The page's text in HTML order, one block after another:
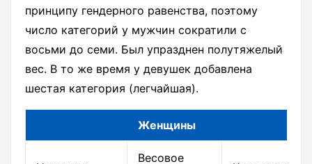
принципу гендерного равенства, поэтому
число категорий у мужчин сократили с
восьми до семи. Был упразднен полутяжелый
вес. В то же время у девушек добавлена
шестая категория (легчайшая).
Женщины
Весовое